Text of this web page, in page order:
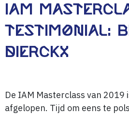
IAM
TESTIMONIAL:
DIERCKX
De IAM Masterclass van 2019
afgelopen. Tijd om eens te